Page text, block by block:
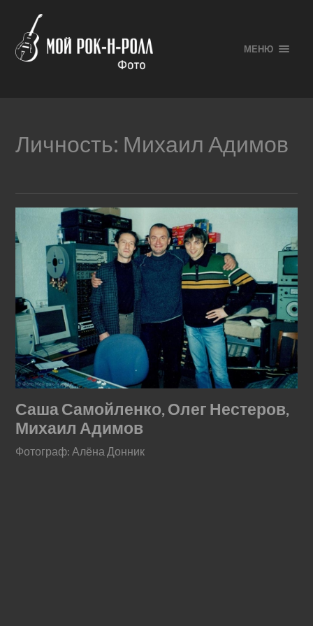
МЕНЮ
Личность: Михаил Адимов
Саша Самойленко, Олег Нестеров,
Михаил Адимов
Фотограф: Алёна Донник